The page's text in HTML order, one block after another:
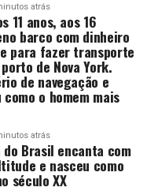
atrás
11 anos, aos 16
barco com dinheiro
para fazer transporte
de Nova York.
de navegação e
o homem mais
atrás
Brasil encanta com
e nasceu como
século XX